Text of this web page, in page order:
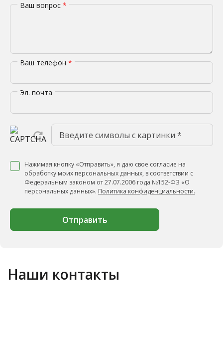
Ваш вопрос *
Ваш телефон *
Эл. почта
Нажимая кнопку «Отправить», я даю свое согласие на
обработку моих персональных данных, в соответствии с
Федеральным законом от 27.07.2006 года №152-ФЗ «О
персональных данных». Политика конфиденциальности.
Отправить
Наши контакты